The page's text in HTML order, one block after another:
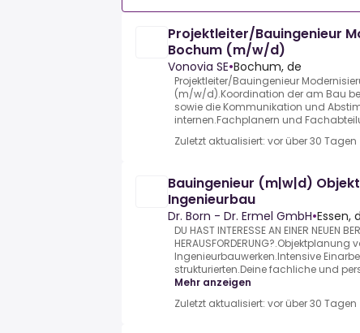
Projektleiter/Bauingenieur
Bochum (m/w/d)
Vonovia SE•Bochum, de
Projektleiter/Bauingenieur
(m/w/d).Koordination der am Bau
sowie die Kommunikation und
internen.Fachplanern und
Zuletzt aktualisiert: vor über 30 Tagen
Bauingenieur (m|w|d)
Ingenieurbau
Dr. Born - Dr. Ermel GmbH•Essen,
DU HAST INTERESSE AN EINER NEUEN
HERAUSFORDERUNG?.Objektplanung
Ingenieurbauwerken.Intensive
strukturierten.Deine fachliche und
Mehr anzeigen
Zuletzt aktualisiert: vor über 30 Tagen